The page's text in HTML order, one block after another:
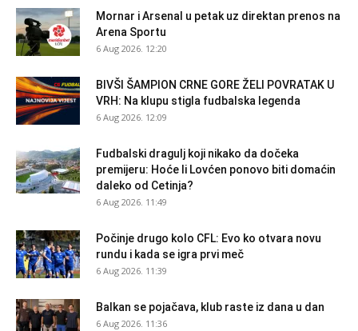
Mornar i Arsenal u petak uz direktan prenos na
Arena Sportu
6 Aug 2026. 12:20
BIVŠI ŠAMPION CRNE GORE ŽELI POVRATAK U
VRH: Na klupu stigla fudbalska legenda
6 Aug 2026. 12:09
Fudbalski dragulj koji nikako da dočeka
premijeru: Hoće li Lovćen ponovo biti domaćin
daleko od Cetinja?
6 Aug 2026. 11:49
Počinje drugo kolo CFL: Evo ko otvara novu
rundu i kada se igra prvi meč
6 Aug 2026. 11:39
Balkan se pojačava, klub raste iz dana u dan
6 Aug 2026. 11:36